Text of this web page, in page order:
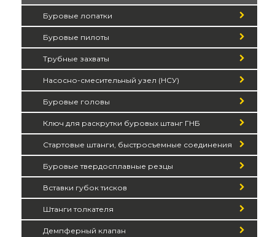
Буровые лопатки
Буровые пилоты
Трубные захваты
Насосно-смесительный узел (НСУ)
Буровые головы
Ключ для раскрутки буровых штанг ГНБ
Стартовые штанги, быстросъемные соединения
Буровые твердосплавные резцы
Вставки губок тисков
Штанги толкателя
Демпферный клапан